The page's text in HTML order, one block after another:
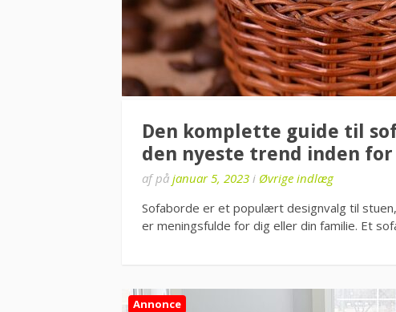
Den komplette guide til
den nyeste trend inden for
afpå januar 5, 2023 i Øvrige indlæg
Sofaborde er et populært designvalg til
er meningsfulde for dig eller din familie. Et
Annonce